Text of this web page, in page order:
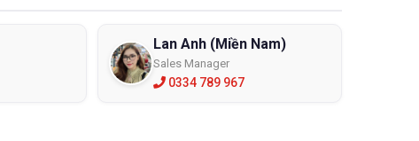
Lan Anh (Miền Nam)
Sales Manager
0334 789 967